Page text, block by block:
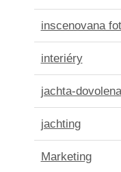
inscenovana
interiéry
jachta-dovolena
jachting
Marketing